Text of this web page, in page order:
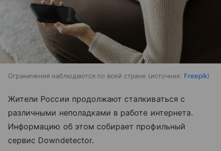
Ограничения наблюдаются по всей стране источник: Freepik
Жители России продолжают сталкиваться с
различными неполадками в работе интернета.
Информацию об этом собирает профильный
сервис Downdetector.